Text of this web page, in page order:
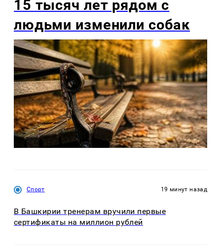
15 тысяч лет рядом с
людьми изменили собак
Спорт 19 минут назад
В Башкирии тренерам вручили первые
сертификаты на миллион рублей